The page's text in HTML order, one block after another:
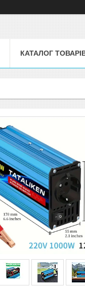
КАТАЛОГ